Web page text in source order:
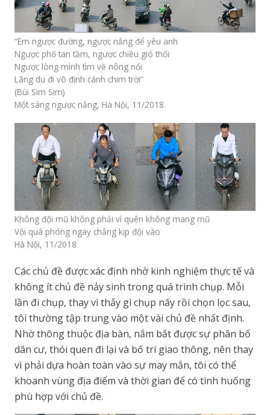
“Em ngược đường, ngược nắng để yêu anh
Ngược phố tan tầm, ngược chiều gió thổi
Ngược lòng mình tìm về nông nổi
Lãng du đi vô định cánh chim trời”
(Bùi Sim Sim)
Một sáng ngược nắng, Hà Nội, 11/2018.
Không đội mũ không phải vì quên không mang mũ
Vội quá phóng ngay chẳng kịp đội vào
Hà Nội, 11/2018
Các chủ đề được xác định nhờ kinh nghiệm thực tế và
không ít chủ đề nảy sinh trong quá trình chụp. Mỗi
lần đi chụp, thay vì thấy gì chụp nấy rồi chọn lọc sau,
tôi thường tập trung vào một vài chủ đề nhất định.
Nhờ thông thuộc địa bàn, nắm bắt được sự phân bố
dân cư, thói quen đi lại và bố trí giao thông, nên thay
vì phải dựa hoàn toàn vào sự may mắn, tôi có thể
khoanh vùng địa điểm và thời gian để có tình huống
phù hợp với chủ đề.